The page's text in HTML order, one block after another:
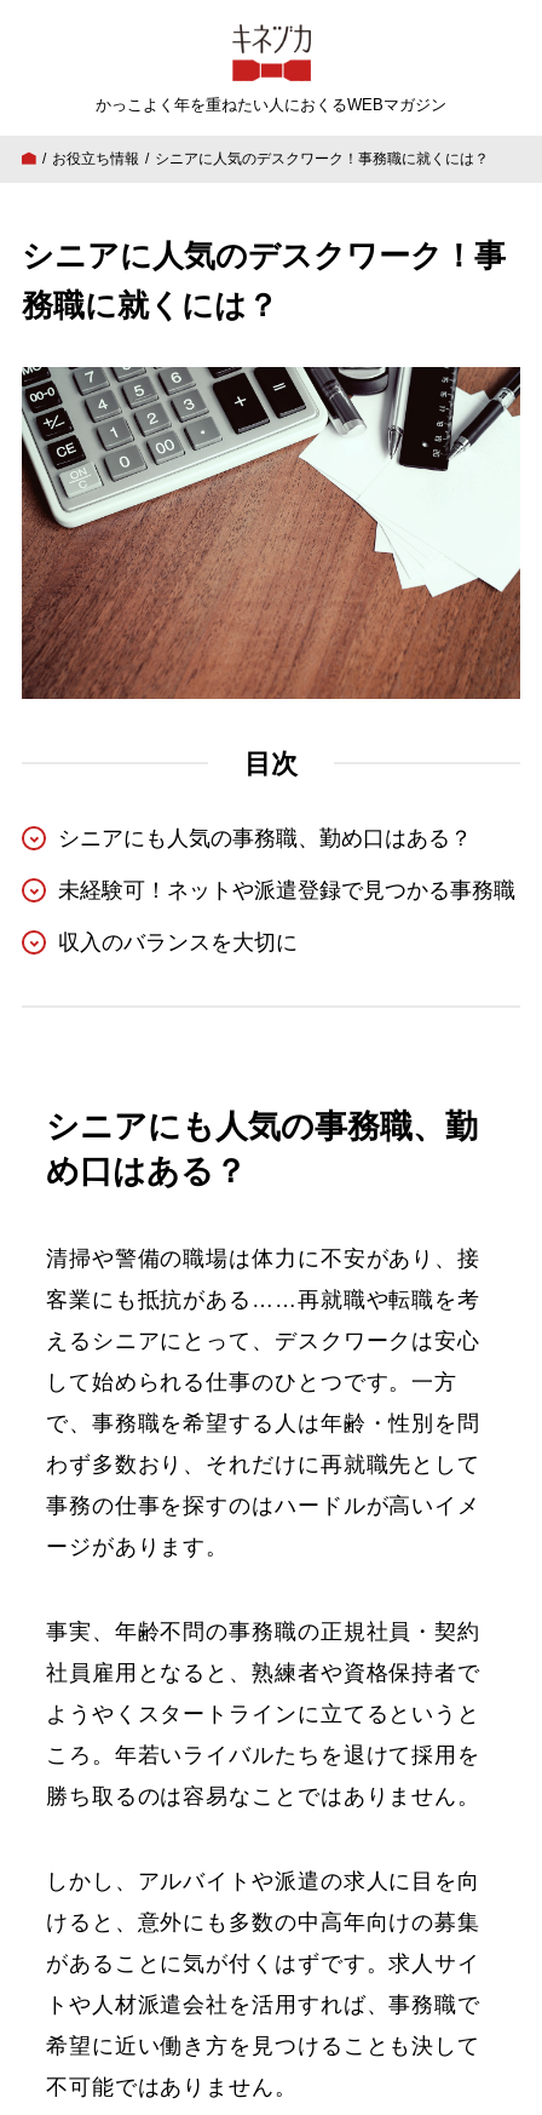
キネヅカ
かっこよく年を重ねたい人 におくるWEBマガジン
お役立ち情報 シニアに人気のデスクワーク！事務職に就くには？
シニアに人気のデスクワーク！事
務職に就くには？
目次
シニアにも人気の事務職、勤め口はある？
未経験可！ネットや派遣登録で見つかる事務職
収入のバランスを大切に
シニアにも人気の事務職、勤
め口はある？
清掃や警備の職場は体力に不安があり、接
客業にも抵抗がある……再就職や転職を考
えるシニアにとって、デスクワークは安心
して始められる仕事のひとつです。一方
で、事務職を希望する人は年齢・性別を問
わず多数おり、それだけに再就職先として
事務の仕事を探すのはハードルが高いイメ
ージがあります。
事実、年齢不問の事務職の正規社員・契約
社員雇用となると、熟練者や資格保持者で
ようやくスタートラインに立てるというと
ころ。年若いライバルたちを退けて採用を
勝ち取るのは容易なことではありません。
しかし、アルバイトや派遣の求人に目を向
けると、意外にも多数の中高年向けの募集
があることに気が付くはずです。求人サイ
トや人材派遣会社を活用すれば、事務職で
希望に近い働き方を見つけることも決して
不可能ではありません。